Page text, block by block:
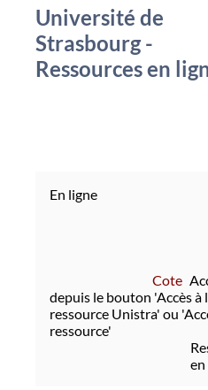
Université de
Strasbourg -
Ressources en
En ligne
Cote
depuis le bouton 'Accès à
ressource Unistra' ou
ressource'